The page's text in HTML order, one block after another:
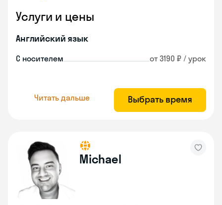
Услуги и цены
Английский язык
С носителем от 3190 ₽ / урок
Читать дальше Выбрать время
Michael